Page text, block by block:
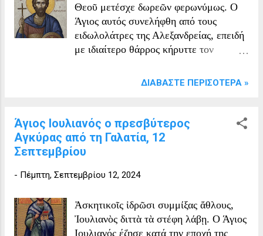
Θεοῦ μετέσχε δωρεῶν φερωνύμως. Ο
Άγιος αυτός συνελήφθη από τους
ειδωλολάτρες της Αλεξανδρείας, επειδή
με ιδιαίτερο θάρρος κήρυττε τον
ακάνθινο στεφάνι, τον χτυπούσαν στο
Υπέστη και άλλα βασανιστήρια, τελικά
με διαταγή του άρχοντα,
αποκεφαλίστηκε και έτσι έλαβε το
Σ. Ευστρατιάδης στο Αγιολόγιο του
φέρεται σαν επίσκοπος Αλεξανδρείας
και ότι ήταν ένας απλός θεοσεβής
χριστιανός. Πράγματι, σύμφωνα με τον
ΔΙΑΒΆΣΤΕ ΠΕΡΙΣΌΤΕΡΑ »
Άγιος Ιουλιανός ο πρεσβύτερος
Αγκύρας από τη Γαλατία, 12
Σεπτεμβρίου
- Πέμπτη, Σεπτεμβρίου 12, 2024
Ἀσκητικοῖς ἱδρῶσι συμμίξας ἄθλους,
Ἰουλιανὸς διττὰ τὰ στέφη λάβῃ. Ο Άγιος
Ιουλιανός έζησε κατά την εποχή της